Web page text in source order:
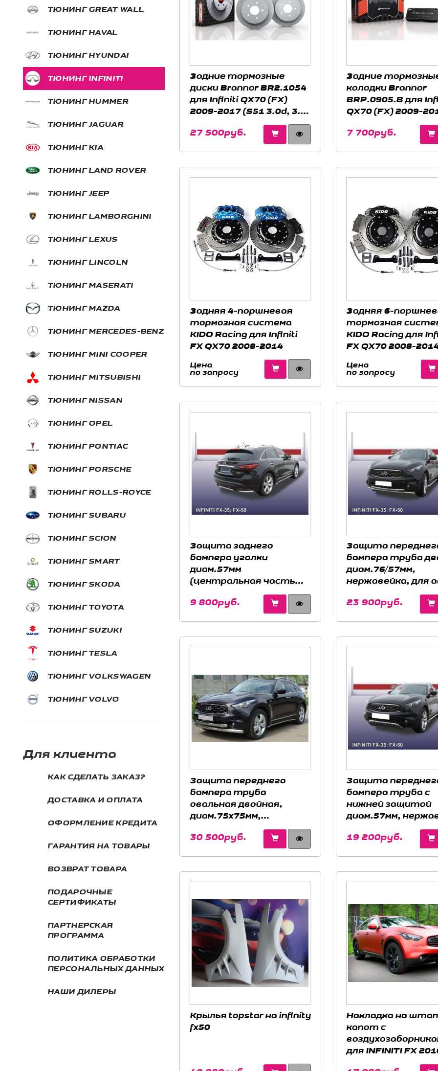
ТЮНИНГ GREAT WALL
ТЮНИНГ HAVAL
ТЮНИНГ HYUNDAI
ТЮНИНГ INFINITI
ТЮНИНГ HUMMER
ТЮНИНГ JAGUAR
ТЮНИНГ KIA
ТЮНИНГ LAND ROVER
ТЮНИНГ JEEP
ТЮНИНГ LAMBORGHINI
ТЮНИНГ LEXUS
ТЮНИНГ LINCOLN
ТЮНИНГ MASERATI
ТЮНИНГ MAZDA
ТЮНИНГ MERCEDES-BENZ
ТЮНИНГ MINI COOPER
ТЮНИНГ MITSUBISHI
ТЮНИНГ NISSAN
ТЮНИНГ OPEL
ТЮНИНГ PONTIAC
ТЮНИНГ PORSCHE
ТЮНИНГ ROLLS-ROYCE
ТЮНИНГ SUBARU
ТЮНИНГ SCION
ТЮНИНГ SMART
ТЮНИНГ SKODA
ТЮНИНГ TOYOTA
ТЮНИНГ SUZUKI
ТЮНИНГ TESLA
ТЮНИНГ VOLKSWAGEN
ТЮНИНГ VOLVO
Для клиента
КАК СДЕЛАТЬ ЗАКАЗ?
ДОСТАВКА И ОПЛАТА
ОФОРМЛЕНИЕ КРЕДИТА
ГАРАНТИЯ НА ТОВАРЫ
ВОЗВРАТ ТОВАРА
ПОДАРОЧНЫЕ
СЕРТИФИКАТЫ
ПАРТНЕРСКАЯ
ПРОГРАММА
ПОЛИТИКА ОБРАБОТКИ
ПЕРСОНАЛЬНЫХ ДАННЫХ
НАШИ ДИЛЕРЫ
Задние тормозные
диски Brannor BR2.1054
для Infiniti QX70 (FX)
2009-2017 (S51 3.0d, 3.7,
27 500руб.
Задние
колодки Brannor
BRP.0905.B для
QX70 (FX) 2009-
7 700руб.
Задняя 4-поршневая
тормозная система
KIDO Racing для Infiniti
FX QX70 2008-2014
Цена
по запросу
Задняя 6-
тормозная
KIDO Racing для
FX QX70 2008-
Цена
по запросу
Защита заднего
бампера уголки
диам.57мм
(центральная часть
отдельно SL-IN.FX009),
нержавейка, для авто
Infiniti FX 35/50 2008-
9 800руб.
Защита
бампера труба
диам.76/57мм,
нержавейка, для
Infiniti FX 35/50
2012
23 900руб.
Защита переднего
бампера труба
овальная двойная,
диам.75x75мм,
нержавейка, для авто
Infiniti FX37 2008-
30 500руб.
Защита
бампера труба с
нижней защитой
диам.57мм,
для авто Infiniti
2008-2012
19 200руб.
Крылья topstar на infinity
fx50
Накладка на
капот с
для INFINITI FX